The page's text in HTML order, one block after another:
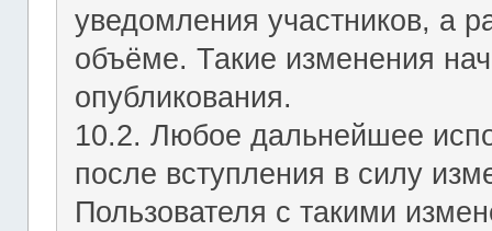
уведомления участников, а
объёме. Такие изменения
опубликования.
10.2. Любое дальнейшее
после вступления в силу
Пользователя с такими